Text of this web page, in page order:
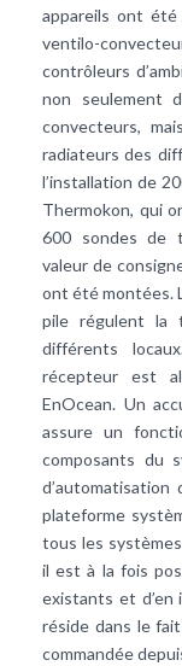
appareils ont
ventilo-
contrôleurs
non seulement
convecteurs,
radiateurs des
l’installation de
Thermokon, qui
600 sondes de
valeur de
ont été montées.
pile régulent la
différents
récepteur est
EnOcean. Un
assure un
composants du
plateforme
tous les
il est à la fois
existants et d’en
réside dans le
commandée